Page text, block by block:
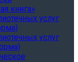
книга»
услуг
услуг